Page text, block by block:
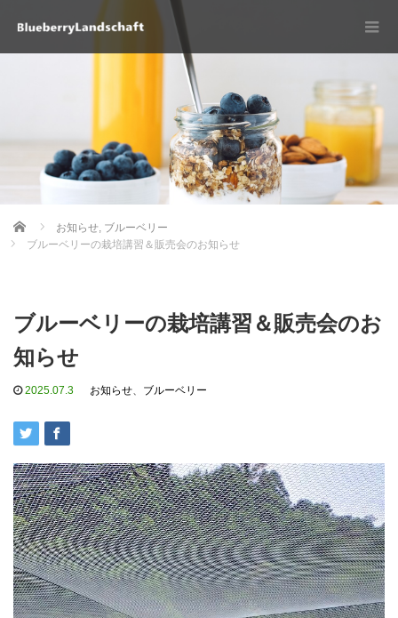
Home お知らせ, ブルーベリー
ブルーベリーの栽培講習＆販売会のお知らせ
ブルーベリーの栽培講習＆販売会のお
知らせ
2025.07.3 お知らせ、 ブルーベリー